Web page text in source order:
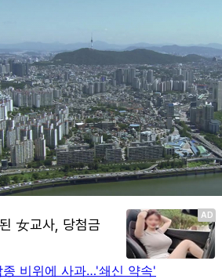
종 비위에 사과…'쇄신 약속'